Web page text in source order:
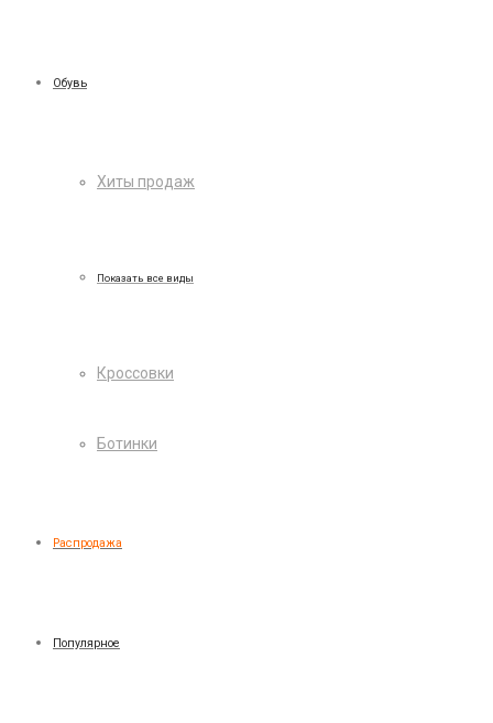
Обувь
Хиты продаж
Показать все виды
Кроссовки
Ботинки
Распродажа
Популярное